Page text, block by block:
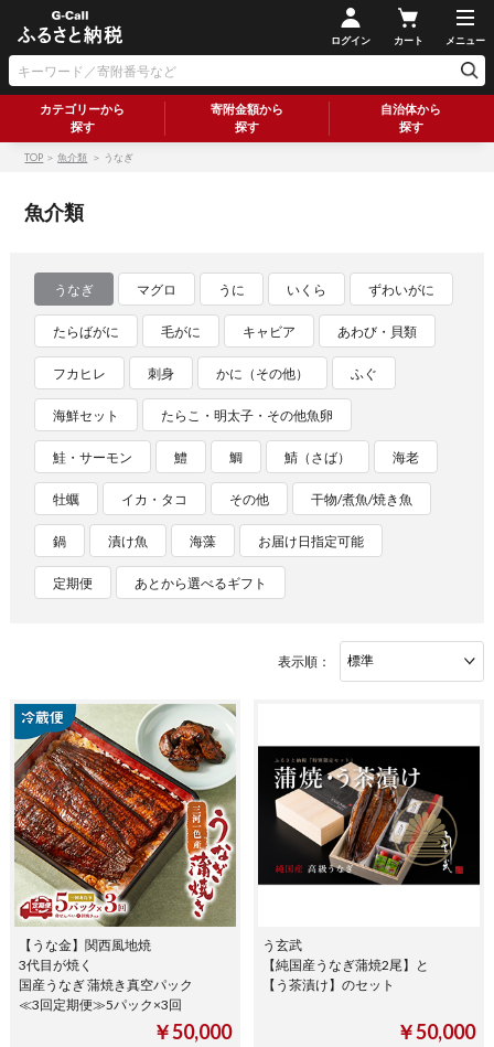
ログイン カート メニュー
カテゴリーから
探す
寄附金額から
探す
自治体から
探す
TOP ＞魚介類 ＞ うなぎ
魚介類
うなぎ マグロ うに いくら ずわいがに
たらばがに 毛がに キャビア あわび・貝類
フカヒレ 刺身 かに（その他） ふぐ
海鮮セット たらこ・明太子・その他魚卵
鮭・サーモン 鱧 鯛 鯖（さば） 海老
牡蠣 イカ・タコ その他 干物/煮魚/焼き魚
鍋 漬け魚 海藻 お届け日指定可能
定期便 あとから選べるギフト
表示順：
【うな金】関西風地焼
3代目が焼く
国産うなぎ 蒲焼き真空パック
≪3回定期便≫5パック×3回
￥50,000
う玄武
【純国産うなぎ蒲焼2尾】と
【う茶漬け】のセット
￥50,000